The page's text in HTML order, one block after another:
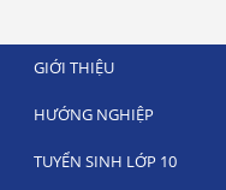
GIỚI THIỆU
HƯỚNG NGHIỆP
TUYỂN SINH LỚP 10